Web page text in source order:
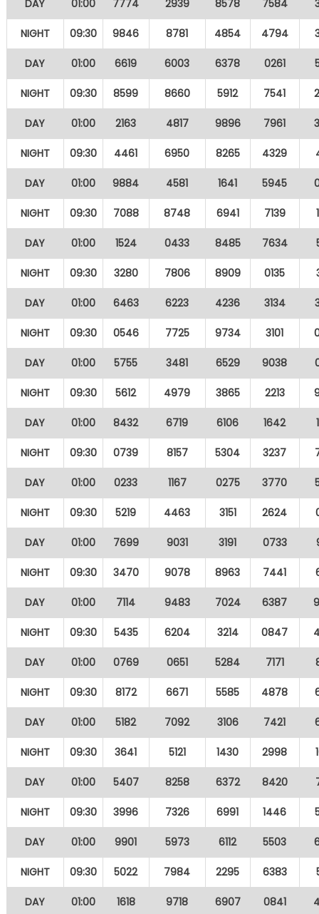
DAY 01:00 7774 2939 8578 7584
NIGHT 09:30 9846 8781 4854 4794
DAY 01:00 6619 6003 6378 0261
NIGHT 09:30 8599 8660 5912 7541
DAY 01:00 2163 4817 9896 7961
NIGHT 09:30 4461 6950 8265 4329
DAY 01:00 9884 4581 1641 5945
NIGHT 09:30 7088 8748 6941 7139
DAY 01:00 1524 0433 8485 7634
NIGHT 09:30 3280 7806 8909 0135
DAY 01:00 6463 6223 4236 3134
NIGHT 09:30 0546 7725 9734 3101
DAY 01:00 5755 3481 6529 9038
NIGHT 09:30 5612 4979 3865 2213
DAY 01:00 8432 6719 6106 1642
NIGHT 09:30 0739 8157 5304 3237
DAY 01:00 0233 1167 0275 3770
NIGHT 09:30 5219 4463 3151 2624
DAY 01:00 7699 9031 3191 0733
NIGHT 09:30 3470 9078 8963 7441
DAY 01:00 7114 9483 7024 6387
NIGHT 09:30 5435 6204 3214 0847
DAY 01:00 0769 0651 5284 7171
NIGHT 09:30 8172 6671 5585 4878
DAY 01:00 5182 7092 3106 7421
NIGHT 09:30 3641 5121 1430 2998
DAY 01:00 5407 8258 6372 8420
NIGHT 09:30 3996 7326 6991 1446
DAY 01:00 9901 5973 6112 5503
NIGHT 09:30 5022 7984 2295 6383
DAY 01:00 1618 9718 6907 0841